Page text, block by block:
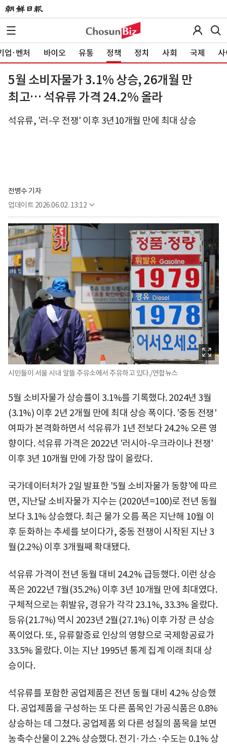
업·벤처 바이오 유통 정책 정치 사회 국제 사
5월 소비자물가 3.1% 상승, 26개월 만
최고… 석유류 가격 24.2% 올라
석유류, '러-우 전쟁' 이후 3년10개월 만에 최대 상승
전병수 기자
업데이트 2026.06.02. 13:12
시민들이 서울 시내 알뜰 주유소에서 주유하고 있다./연합뉴스
5월 소비자물가 상승률이 3.1%를 기록했다. 2024년 3월
(3.1%) 이후 2년 2개월 만에 최대 상승 폭이다. '중동 전쟁'
여파가 본격화하면서 석유류가 1년 전보다 24.2% 오른 영
향이다. 석유류 가격은 2022년 '러시아-우크라이나 전쟁'
이후 3년 10개월 만에 가장 많이 올랐다.
국가데이터처가 2일 발표한 '5월 소비자물가 동향'에 따르
면, 지난달 소비자물가 지수는 (2020년=100)로 전년 동월
보다 3.1% 상승했다. 최근 물가 오름 폭은 지난해 10월 이
후 둔화하는 추세를 보이다가, 중동 전쟁이 시작된 지난 3
월(2.2%) 이후 3개월째 확대됐다.
석유류 가격이 전년 동월 대비 24.2% 급등했다. 이런 상승
폭은 2022년 7월(35.2%) 이후 3년 10개월 만에 최대였다.
구체적으로는 휘발유, 경유가 각각 23.1%, 33.3% 올랐다.
등유(21.7%) 역시 2023년 2월(27.1%) 이후 가장 큰 상승
폭이었다. 또, 유류할증료 인상의 영향으로 국제항공료가
33.5% 올랐다. 이는 지난 1995년 통계 집계 이래 최대 상
승이다.
석유류를 포함한 공업제품은 전년 동월 대비 4.2% 상승했
다. 공업제품을 구성하는 또 다른 품목인 가공식품은 0.8%
상승하는 데 그쳤다. 공업제품 외 다른 성질의 품목을 보면
농축수산물이 2.2% 상승했다. 전기·가스·수도는 0.1% 상